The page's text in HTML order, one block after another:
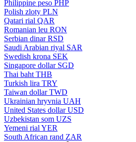
Philippine peso PHP
Polish zloty PLN
Qatari rial QAR
Romanian leu RON
Serbian dinar RSD
Saudi Arabian riyal SAR
Swedish krona SEK
Singapore dollar SGD
Thai baht THB
Turkish lira TRY
Taiwan dollar TWD
Ukrainian hryvnia UAH
United States dollar USD
Uzbekistan som UZS
Yemeni rial YER
South African rand ZAR